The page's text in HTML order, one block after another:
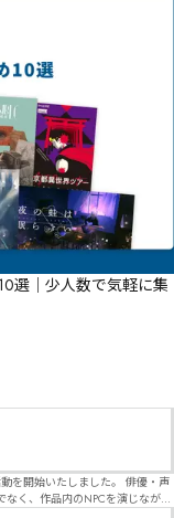
選｜少人数で気軽に集
いたしました。 俳優・声
く、作品内のNPCを演じなが